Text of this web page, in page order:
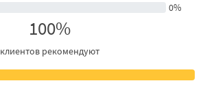
0%
100%
клиентов рекомендуют